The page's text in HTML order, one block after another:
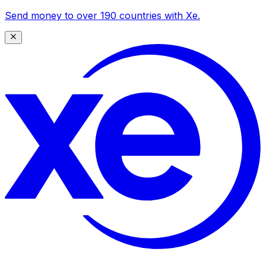
Send money to over 190 countries with Xe.